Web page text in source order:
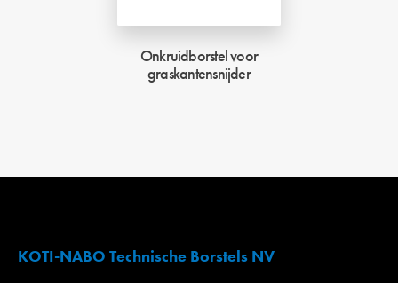
Onkruidborstel voor
graskantensnijder
KOTI-NABO Technische Borstels NV